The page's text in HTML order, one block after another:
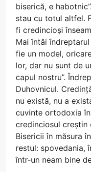
biserică, e
stau cu totul altfel.
fi credincioși
Mai întâi
fie un model,
lor, dar nu sunt de
capul nostru”.
Duhovnicul.
nu există, nu a
cuvinte ortodoxia
credinciosul
Bisericii în măsura
restul: spovedania,
într-un neam bine